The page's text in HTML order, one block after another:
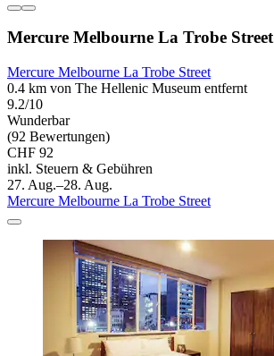
Mercure Melbourne La Trobe Street
Mercure Melbourne La Trobe Street
0.4 km von The Hellenic Museum entfernt
9.2/10
Wunderbar
(92 Bewertungen)
CHF 92
inkl. Steuern & Gebühren
27. Aug.–28. Aug.
Mercure Melbourne La Trobe Street